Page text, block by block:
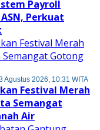
Payroll
Perkuat
Agustus 2026, 10:31 WITA
Festival Merah
Semangat
Air